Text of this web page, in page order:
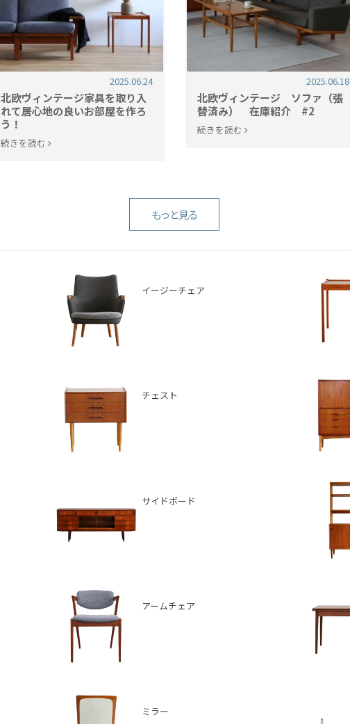
2025.06.24
北欧ヴィンテージ家具を取り入
れて居心地の良いお部屋を作ろ
う！
続きを読む
2025.06.18
北欧ヴィンテージ ソファ（張
替済み） 在庫紹介 #2
続きを読む
もっと見る
イージーチェア
チェスト
サイドボード
アームチェア
ミラー